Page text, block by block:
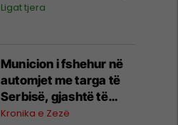
Ligat tjera
Municion i fshehur në
automjet me targa të
Serbisë, gjashtë të
arrestuar në Prishtinë
Kronika e Zezë